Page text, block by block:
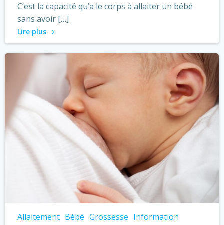
C’est la capacité qu’a le corps à allaiter un bébé
sans avoir […]
Lire plus
Allaitement Bébé Grossesse Information